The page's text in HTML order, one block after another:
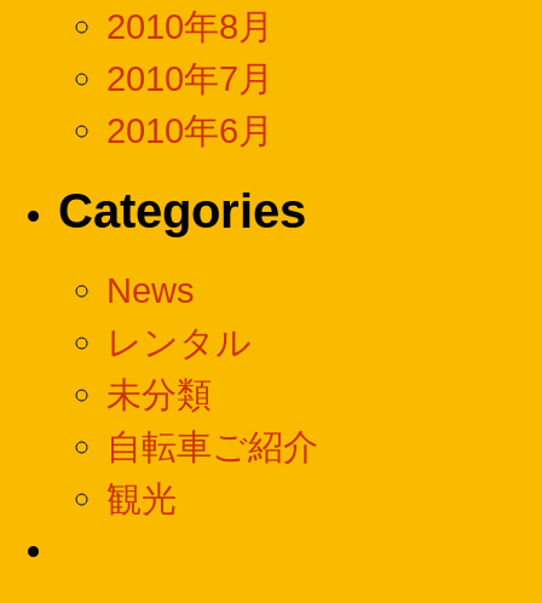
2010年8月
2010年7月
2010年6月
Categories
News
レンタル
未分類
自転車ご紹介
観光